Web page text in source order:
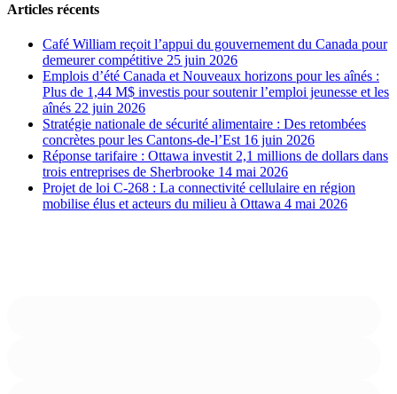
Articles récents
Café William reçoit l’appui du gouvernement du Canada pour
demeurer compétitive 25 juin 2026
Emplois d’été Canada et Nouveaux horizons pour les aînés :
Plus de 1,44 M$ investis pour soutenir l’emploi jeunesse et les
aînés 22 juin 2026
Stratégie nationale de sécurité alimentaire : Des retombées
concrètes pour les Cantons-de-l’Est 16 juin 2026
Réponse tarifaire : Ottawa investit 2,1 millions de dollars dans
trois entreprises de Sherbrooke 14 mai 2026
Projet de loi C-268 : La connectivité cellulaire en région
mobilise élus et acteurs du milieu à Ottawa 4 mai 2026